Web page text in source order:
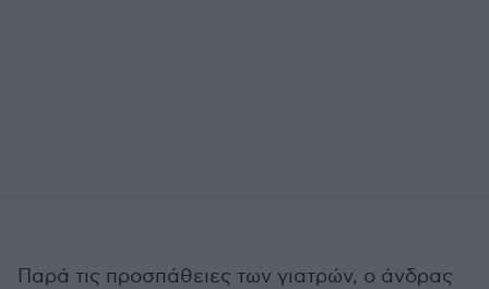
Παρά τις προσπάθειες των γιατρών, ο άνδρας